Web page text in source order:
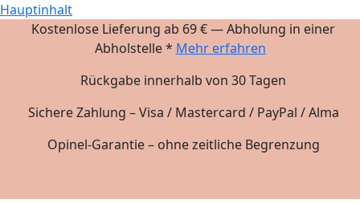
Hauptinhalt
Kostenlose Lieferung ab 69 € — Abholung in einer
Abholstelle * Mehr erfahren
Rückgabe innerhalb von 30 Tagen
Sichere Zahlung – Visa / Mastercard / PayPal / Alma
Opinel-Garantie – ohne zeitliche Begrenzung